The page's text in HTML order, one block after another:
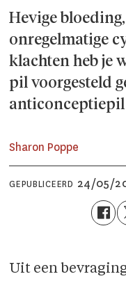
Hevige
onregelmatige
klachten heb je
pil voorgesteld
anticonceptiepil
Sharon Poppe
GEPUBLICEERD 24/05/
Uit een